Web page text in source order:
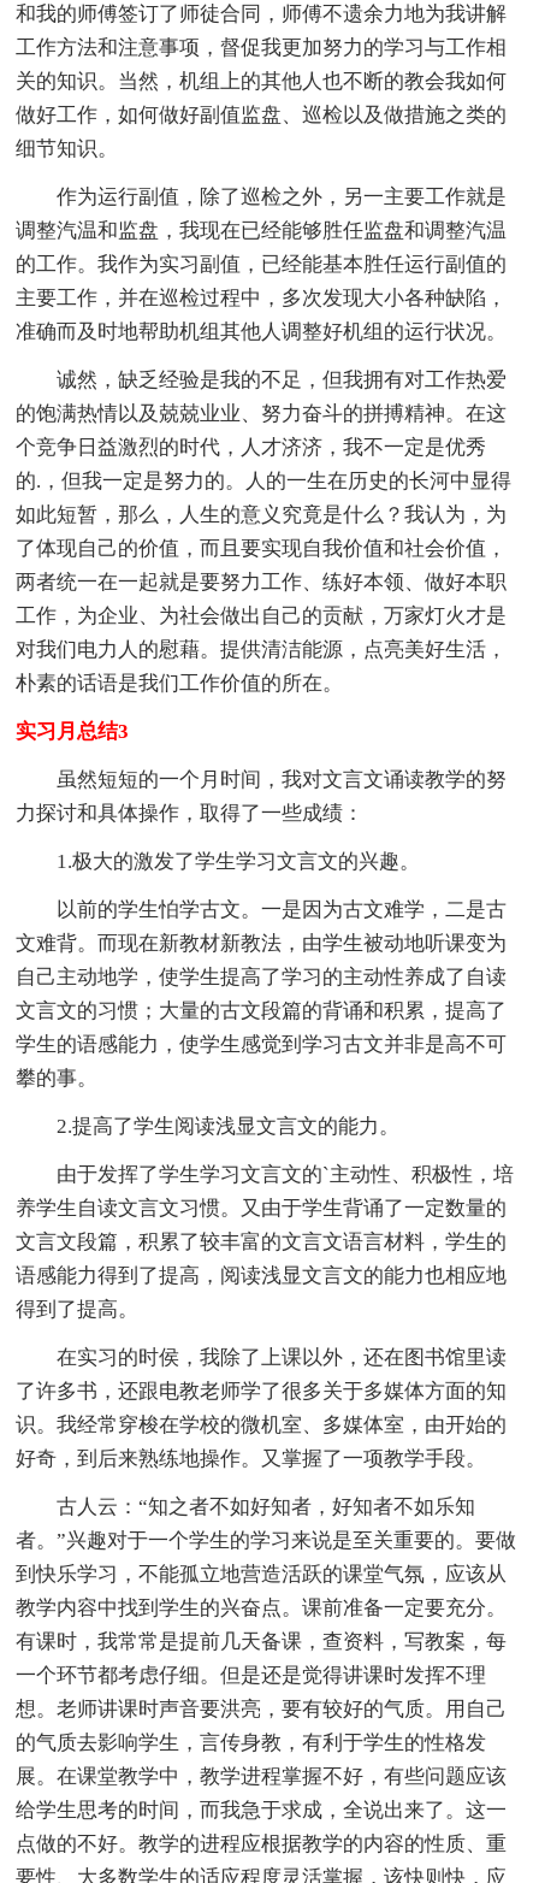
和我的师傅签订了师徒合同，师傅不遗余力地为我讲解
工作方法和注意事项，督促我更加努力的学习与工作相
关的知识。当然，机组上的其他人也不断的教会我如何
做好工作，如何做好副值监盘、巡检以及做措施之类的
细节知识。
作为运行副值，除了巡检之外，另一主要工作就是
调整汽温和监盘，我现在已经能够胜任监盘和调整汽温
的工作。我作为实习副值，已经能基本胜任运行副值的
主要工作，并在巡检过程中，多次发现大小各种缺陷，
准确而及时地帮助机组其他人调整好机组的运行状况。
诚然，缺乏经验是我的不足，但我拥有对工作热爱
的饱满热情以及兢兢业业、努力奋斗的拼搏精神。在这
个竞争日益激烈的时代，人才济济，我不一定是优秀
的.，但我一定是努力的。人的一生在历史的长河中显得
如此短暂，那么，人生的意义究竟是什么？我认为，为
了体现自己的价值，而且要实现自我价值和社会价值，
两者统一在一起就是要努力工作、练好本领、做好本职
工作，为企业、为社会做出自己的贡献，万家灯火才是
对我们电力人的慰藉。提供清洁能源，点亮美好生活，
朴素的话语是我们工作价值的所在。
实习月总结3
虽然短短的一个月时间，我对文言文诵读教学的努
力探讨和具体操作，取得了一些成绩：
1.极大的激发了学生学习文言文的兴趣。
以前的学生怕学古文。一是因为古文难学，二是古
文难背。而现在新教材新教法，由学生被动地听课变为
自己主动地学，使学生提高了学习的主动性养成了自读
文言文的习惯；大量的古文段篇的背诵和积累，提高了
学生的语感能力，使学生感觉到学习古文并非是高不可
攀的事。
2.提高了学生阅读浅显文言文的能力。
由于发挥了学生学习文言文的`主动性、积极性，培
养学生自读文言文习惯。又由于学生背诵了一定数量的
文言文段篇，积累了较丰富的文言文语言材料，学生的
语感能力得到了提高，阅读浅显文言文的能力也相应地
得到了提高。
在实习的时侯，我除了上课以外，还在图书馆里读
了许多书，还跟电教老师学了很多关于多媒体方面的知
识。我经常穿梭在学校的微机室、多媒体室，由开始的
好奇，到后来熟练地操作。又掌握了一项教学手段。
古人云：“知之者不如好知者，好知者不如乐知
者。”兴趣对于一个学生的学习来说是至关重要的。要做
到快乐学习，不能孤立地营造活跃的课堂气氛，应该从
教学内容中找到学生的兴奋点。课前准备一定要充分。
有课时，我常常是提前几天备课，查资料，写教案，每
一个环节都考虑仔细。但是还是觉得讲课时发挥不理
想。老师讲课时声音要洪亮，要有较好的气质。用自己
的气质去影响学生，言传身教，有利于学生的性格发
展。在课堂教学中，教学进程掌握不好，有些问题应该
给学生思考的时间，而我急于求成，全说出来了。这一
点做的不好。教学的进程应根据教学的内容的性质、重
要性、大多数学生的适应程度灵活掌握，该快则快，应